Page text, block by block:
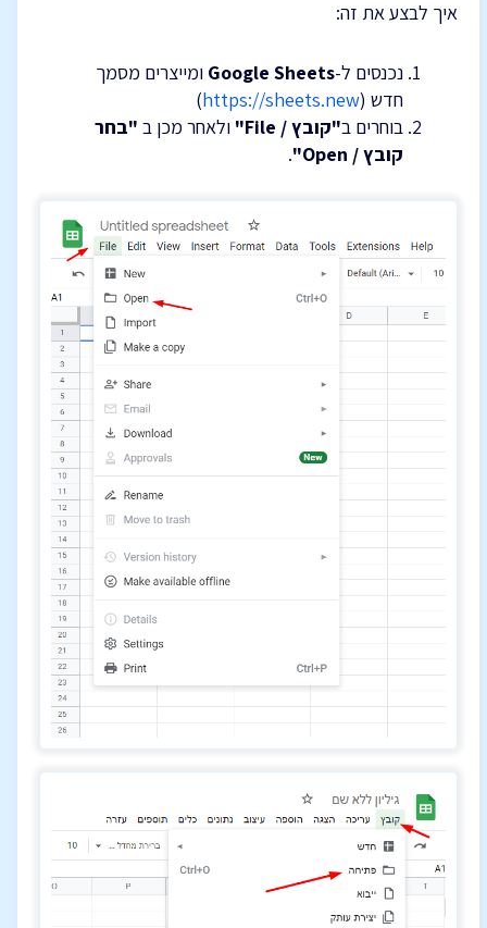
איך לבצע את זה:
נכנסים ל-Google Sheets ומייצרים מסמך
חדש (https://sheets.new
)
בוחרים ב"קובץ / File" ולאחר מכן ב "בחר
קובץ / Open"
.